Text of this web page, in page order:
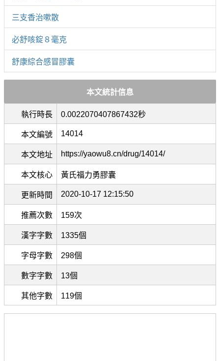
三支香治嗽散
必舒咳錠８毫克
舒康綜合感冒膠囊
本文統計信息
執行時長 0.0022070407867432秒
本文編號 14014
本文地址 https://yaowu8.cn/drug/14014/
本文核心 黃氏福力勇膠囊
更新時間 2020-10-17 12:15:50
推薦次數 159次
漢字字數 1335個
字母字數 298個
數字字數 13個
其他字數 119個